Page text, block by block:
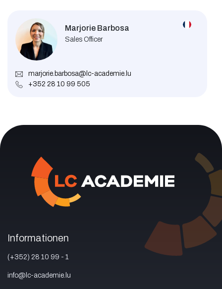
Marjorie Barbosa
Sales Officer
marjorie.barbosa@lc-academie.lu
+352 28 10 99 505
Informationen
(+352) 28 10 99 - 1
info@lc-academie.lu